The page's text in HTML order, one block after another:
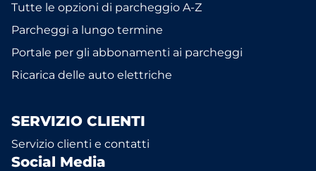
Tutte le opzioni di parcheggio A-Z
Parcheggi a lungo termine
Portale per gli abbonamenti ai parcheggi
Ricarica delle auto elettriche
SERVIZIO CLIENTI
Servizio clienti e contatti
Social Media